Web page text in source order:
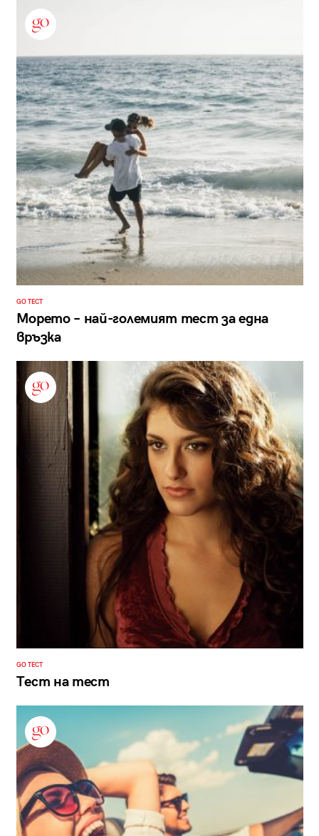
GO ТЕСТ
Морето – най-големият тест за една
връзка
GO ТЕСТ
Тест на тест